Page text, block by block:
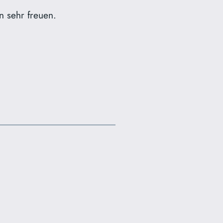
sehr freuen.